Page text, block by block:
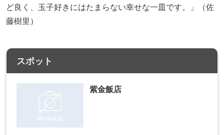
ど良く、玉子好きにはたまらない幸せな一皿です。」（佐
藤樹里）
スポット
紫金飯店